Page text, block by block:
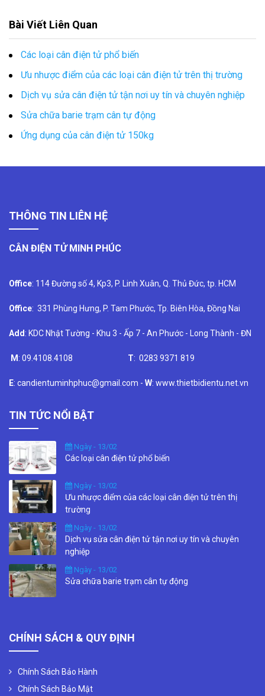
Bài Viết Liên Quan
Các loại cân điện tử phổ biến
Ưu nhược điểm của các loại cân điện tử trên thị trường
Dịch vụ sửa cân điện tử tận nơi uy tín và chuyên nghiệp
Sửa chữa barie trạm cân tự động
Ứng dụng của cân điện tử 150kg
THÔNG TIN LIÊN HỆ
CÂN ĐIỆN TỬ MINH PHÚC
Office: 114 Đường số 4, Kp3, P. Linh Xuân, Q. Thủ Đức, tp. HCM
Office: 331 Phùng Hưng, P. Tam Phước, Tp. Biên Hòa, Đồng Nai
Add : KDC Nhật Tường - Khu 3 - Ấp 7 - An Phước - Long Thành - ĐN
M : 09.4108.4108 T: 0283 9371 819
E: candientuminhphuc@gmail.com - W: www.thietbidientu.net.vn
TIN TỨC NỔI BẬT
Ngày - 13/02
Các loại cân điện tử phổ biến
Ngày - 13/02
Ưu nhược điểm của các loại cân điện tử trên thị
trường
Ngày - 13/02
Dịch vụ sửa cân điện tử tận nơi uy tín và chuyên
nghiệp
Ngày - 13/02
Sửa chữa barie trạm cân tự động
CHÍNH SÁCH & QUY ĐỊNH
Chính Sách Bảo Hành
Chính Sách Bảo Mật